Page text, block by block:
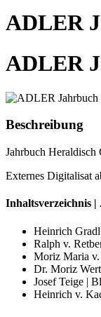
ADLER
ADLER
Beschreibung
Jahrbuch
Externes Digitalisat
Inhaltsverzeichnis |
Heinrich
Ralph v.
Moriz Maria v.
Dr. Moriz
Josef Teige |
Heinrich v.